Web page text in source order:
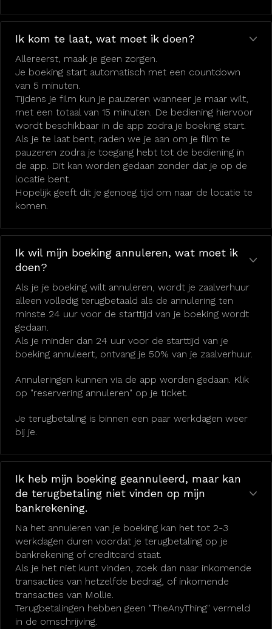
Ik kom te laat, wat moet ik doen?
Allereerst, maak je geen zorgen.
Je boeking start automatisch met een countdown
van 5 minuten.
Tijdens je film kun je pauzeren wanneer je maar wilt,
met een totaal van 15 minuten. De bediening hiervoor
wordt beschikbaar in de app zodra je boeking start.
Als je te laat bent, raden we je aan om je film te
pauzeren zodra je toegang hebt tot de bediening in
de app. Dit kan worden gedaan zonder dat je op de
locatie bent.
Hopelijk geeft dit je genoeg tijd om naar de locatie te
komen.
Ik wil mijn boeking annuleren, wat moet ik
doen?
Als je je boeking wilt annuleren, wordt je zaalverhuur
alleen volledig terugbetaald als de annulering ten
minste 24 uur voor de starttijd van je boeking wordt
gedaan.
Als je minder dan 24 uur voor de starttijd van je
boeking annuleert, ontvang je 50% van je zaalverhuur.
Annuleringen kunnen via de app worden gedaan. Klik
op "reservering annuleren" op je ticket.
Je terugbetaling is binnen een paar werkdagen weer
bij je.
Ik heb mijn boeking geannuleerd, maar kan
de terugbetaling niet vinden op mijn
bankrekening.
Na het annuleren van je boeking kan het tot 2-3
werkdagen duren voordat je terugbetaling op je
bankrekening of creditcard staat.
Als je het niet kunt vinden, zoek dan naar inkomende
transacties van hetzelfde bedrag, of inkomende
transacties van Mollie.
Terugbetalingen hebben geen "TheAnyThing" vermeld
in de omschrijving.